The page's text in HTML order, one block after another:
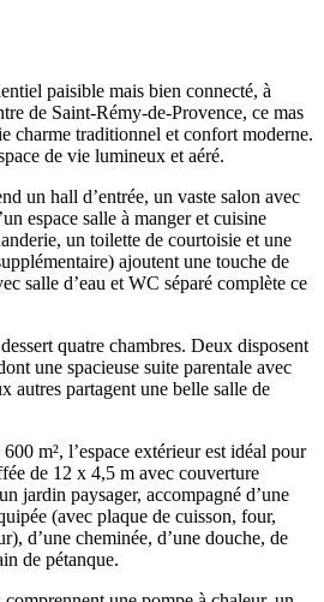
paisible mais bien connecté, à
de Saint-Rémy-de-Provence, ce mas
charme traditionnel et confort moderne.
de vie lumineux et aéré.
un hall d’entrée, un vaste salon avec
espace salle à manger et cuisine
un toilette de courtoisie et une
ajoutent une touche de
salle d’eau et WC séparé complète ce
quatre chambres. Deux disposent
une spacieuse suite parentale avec
autres partagent une belle salle de
m², l’espace extérieur est idéal pour
de 12 x 4,5 m avec couverture
jardin paysager, accompagné d’une
(avec plaque de cuisson, four,
d’une cheminée, d’une douche, de
de pétanque.